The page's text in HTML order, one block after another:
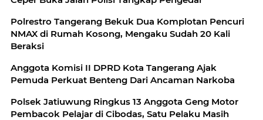
Polrestro Tangerang Bekuk Dua Komplotan Pencuri
NMAX di Rumah Kosong, Mengaku Sudah 20 Kali
Beraksi
Anggota Komisi II DPRD Kota Tangerang Ajak
Pemuda Perkuat Benteng Dari Ancaman Narkoba
Polsek Jatiuwung Ringkus 13 Anggota Geng Motor
Pembacok Pelajar di Cibodas, Satu Pelaku Masih